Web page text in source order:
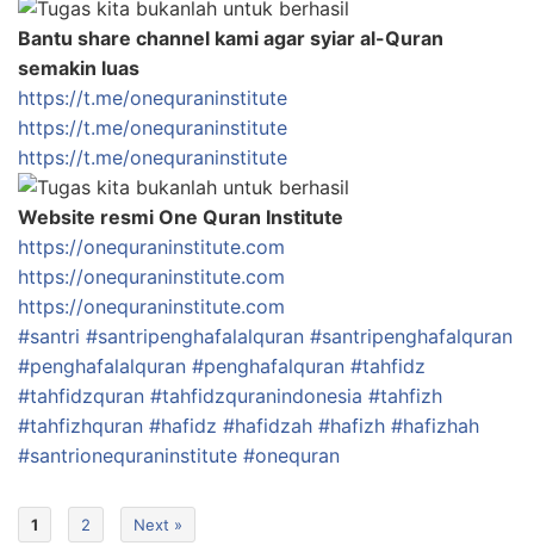
Bantu share channel kami agar syiar al-Quran
semakin luas
https://t.me/onequraninstitute
https://t.me/onequraninstitute
https://t.me/onequraninstitute
Website resmi One Quran Institute
https://onequraninstitute.com
https://onequraninstitute.com
https://onequraninstitute.com
#santri #santripenghafalalquran #santripenghafalquran
#penghafalalquran #penghafalquran #tahfidz
#tahfidzquran #tahfidzquranindonesia #tahfizh
#tahfizhquran #hafidz #hafidzah #hafizh #hafizhah
#santrionequraninstitute #onequran
1 2 Next »